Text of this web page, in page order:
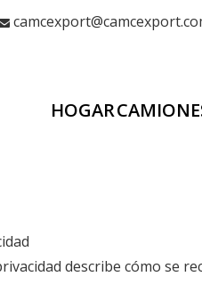

HOGAR
describe cómo se